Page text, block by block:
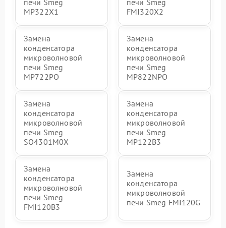
печи Smeg
MP322X1
печи Smeg
FMI320X2
Замена
конденсатора
микроволновой
печи Smeg
MP722PO
Замена
конденсатора
микроволновой
печи Smeg
MP822NPO
Замена
конденсатора
микроволновой
печи Smeg
SO4301M0X
Замена
конденсатора
микроволновой
печи Smeg
MP122B3
Замена
конденсатора
микроволновой
печи Smeg
FMI120B3
Замена
конденсатора
микроволновой
печи Smeg FMI120G